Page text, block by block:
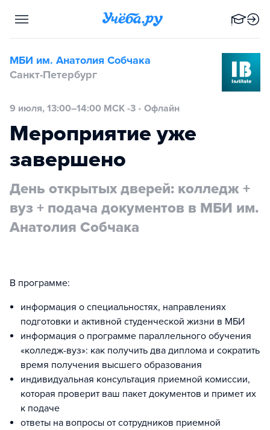
МБИ им. Анатолия Собчака
Санкт-Петербург
9 июля, 13:00–14:00 МСК -3 • Офлайн
Мероприятие уже
завершено
День открытых дверей: колледж +
вуз + подача документов в МБИ им.
Анатолия Собчака
В программе:
информация о специальностях, направлениях
подготовки и активной студенческой жизни в МБИ
информация о программе параллельного обучения
«колледж-вуз»: как получить два диплома и сократить
время получения высшего образования
индивидуальная консультация приемной комиссии,
которая проверит ваш пакет документов и примет их
к подаче
ответы на вопросы от сотрудников приемной